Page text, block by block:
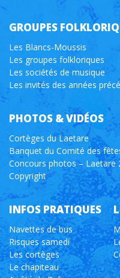
GROUPES
Les Blancs-Moussis
Les groupes folkloriques
Les sociétés de musique
Les invités des années
PHOTOS & VIDÉOS
Cortèges du Laetare
Banquet du Comité des
Concours photos – Laetare
Copyright
INFOS PRATIQUES
Navettes de bus
Risques samedi
Les cortèges
Le chapiteau